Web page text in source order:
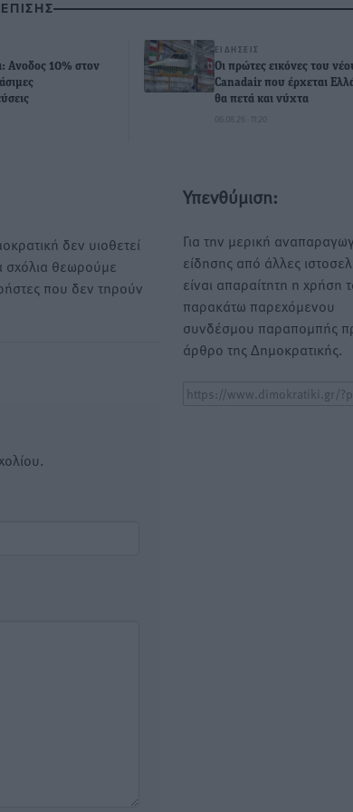
Ανοδος 10% στον
ΕΙΔΉΣΕΙΣ
Οι πρώτες εικόνες του
Canadair που έρχεται
θα πετά και νύχτα
06.08.26 · 11:20
δεν υιοθετεί
σχόλια θεωρούμε
που δεν τηρούν
Υπενθύμιση:
Για την μερική
είδησης από άλλες
είναι απαραίτητη η χρήση
παρακάτω παρεχόμενου
συνδέσμου παραπομπής
άρθρο της Δημοκρατικής.